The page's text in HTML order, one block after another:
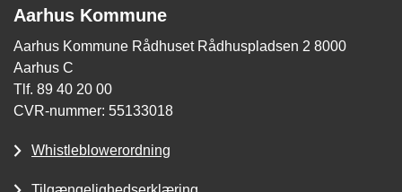
Aarhus Kommune
Aarhus Kommune Rådhuset Rådhuspladsen 2 8000
Aarhus C
Tlf. 89 40 20 00
CVR-nummer: 55133018
Whistleblowerordning